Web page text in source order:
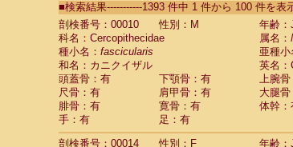
CebidaeSaguinus labiatus(0)
Cebidae Saguinus leucopus (6)
CebidaeSaguinus midas
CebidaeSaguinus mystax
CebidaeSaguinus nigricollis (35)
Cebidae Saguinus oedipus
Cebidae Saguinus weddelli
Cebidae Saguinusspp.
Cebidae Aotus trivirgatus
Cebidae Cebus albifrons
■検索結果-----------1393 件中 1 件から 100 件を表
剖検番号：00010
性別：M
年齢
科名：Cercopithecidae
属名：
種小名： fascicularis
亜種小
和名：カニクイザル
英名：
頭蓋骨：有
下顎骨：有 上腕骨
尺骨：有
肩甲骨：有 大腿
腓骨：有
寛骨：有
体幹：
手：有
足：有
剖検番号：00014
性別：F
年齢